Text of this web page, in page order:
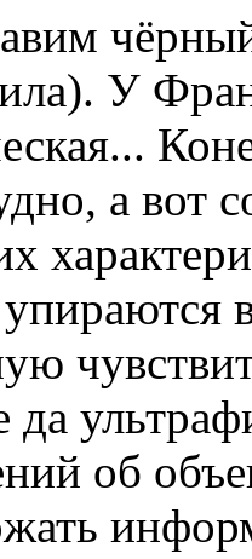
У
а вот
упираются
об